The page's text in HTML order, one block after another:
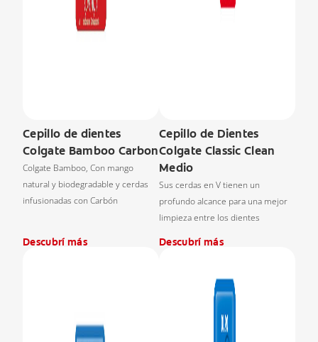
Cepillo de dientes
Colgate Bamboo Carbon
Colgate Bamboo, Con mango
natural y biodegradable y cerdas
infusionadas con Carbón
Descubrí más
Cepillo de Dientes
Colgate Classic Clean
Medio
Sus cerdas en V tienen un
profundo alcance para una mejor
limpieza entre los dientes
Descubrí más